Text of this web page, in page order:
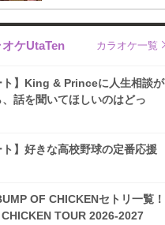
オケUtaTen カラオケ一覧
ト】King & Princeに人生相談が
話を聞いてほしいのはどっ
ト】好きな高校野球の定番応援
OF CHICKENセトリ一覧！
TOUR 2026-2027